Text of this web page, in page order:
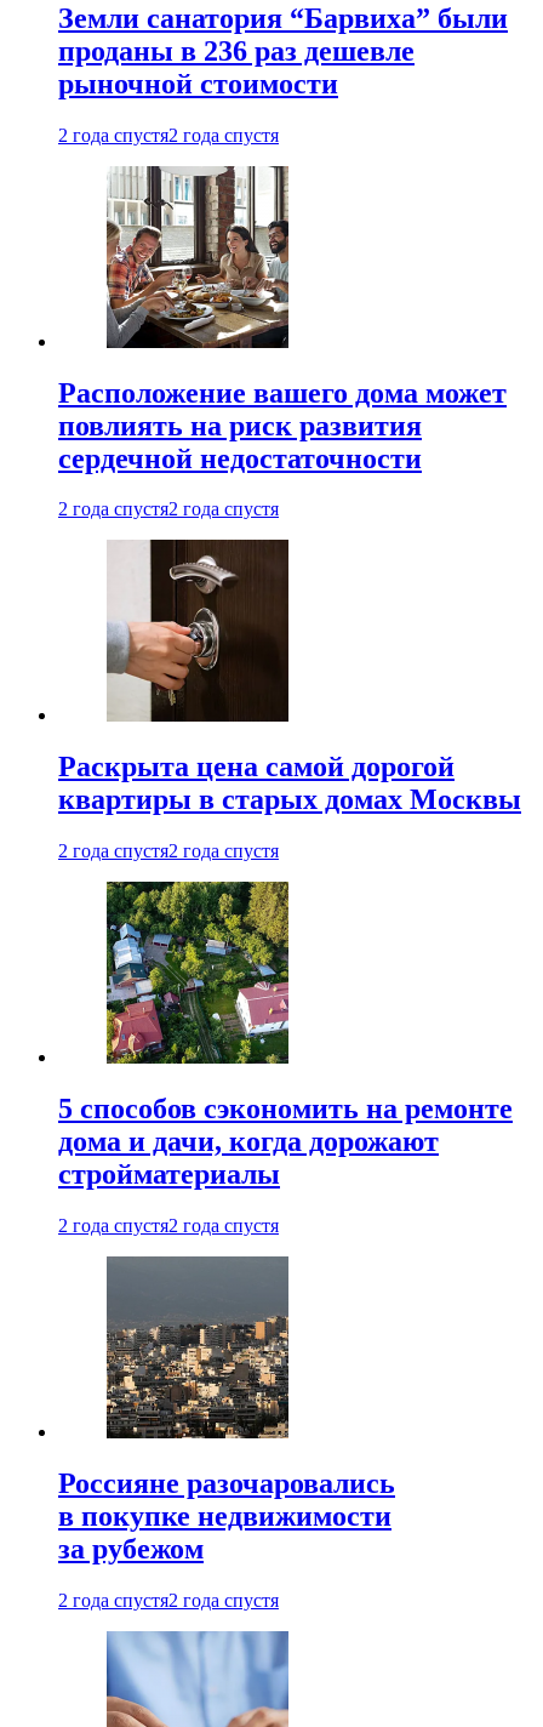
Земли санатория “Барвиха” были
проданы в 236 раз дешевле
рыночной стоимости
2 года спустя2 года спустя
Расположение вашего дома может
повлиять на риск развития
сердечной недостаточности
2 года спустя2 года спустя
Раскрыта цена самой дорогой
квартиры в старых домах Москвы
2 года спустя2 года спустя
5 способов сэкономить на ремонте
дома и дачи, когда дорожают
стройматериалы
2 года спустя2 года спустя
Россияне разочаровались
в покупке недвижимости
за рубежом
2 года спустя2 года спустя